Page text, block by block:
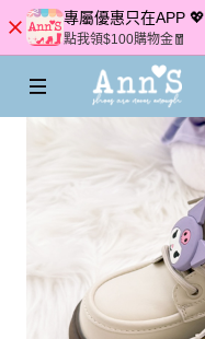
專屬優惠只在APP 💖
點我領$100購物金🧧